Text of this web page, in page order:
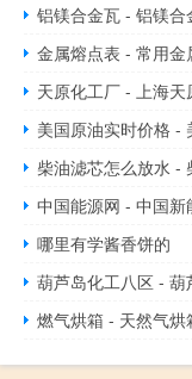
铝镁合金瓦 - 铝镁合
金属熔点表 - 常用金
天原化工厂 - 上海
美国原油实时价格 -
柴油滤芯怎么放水 -
中国能源网 - 中国新
哪里有学酱香饼的
葫芦岛化工八区 -
燃气烘箱 - 天然气烘